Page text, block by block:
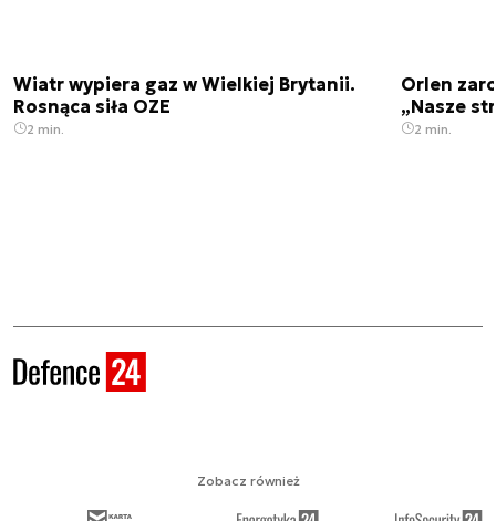
Wiatr wypiera gaz w Wielkiej Brytanii.
Rosnąca siła OZE
2 min.
Orlen
„Nasze
2 min.
Zobacz również